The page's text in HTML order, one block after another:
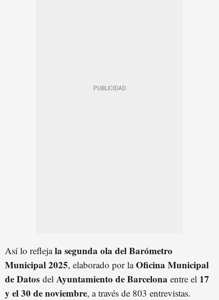
Así lo reflejala segunda ola del Barómetro
Municipal 2025, elaborado por laOficina Municipal
de Datos del Ayuntamiento de Barcelona entre el 17
y el 30 de noviembre, a través de 803 entrevistas.